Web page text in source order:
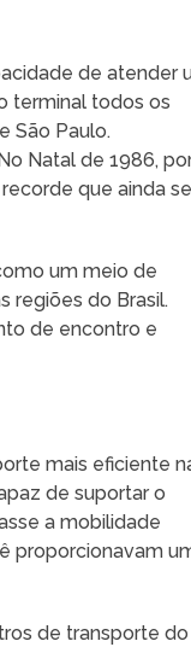
de atender
terminal todos os
São Paulo.
Natal de 1986,
que ainda
um meio de
regiões do Brasil.
de encontro e
mais eficiente
de suportar o
a mobilidade
proporcionavam
de transporte do